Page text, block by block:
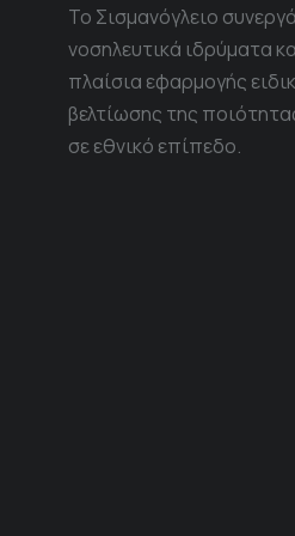
Το Σισμανόγλειο
νοσηλευτικά ιδρύματα
πλαίσια εφαρμογής
βελτίωσης της
σε εθνικό επίπεδο.